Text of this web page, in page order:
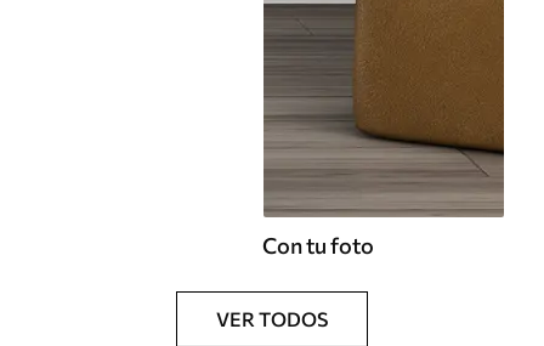
Con tu foto
VER TODOS